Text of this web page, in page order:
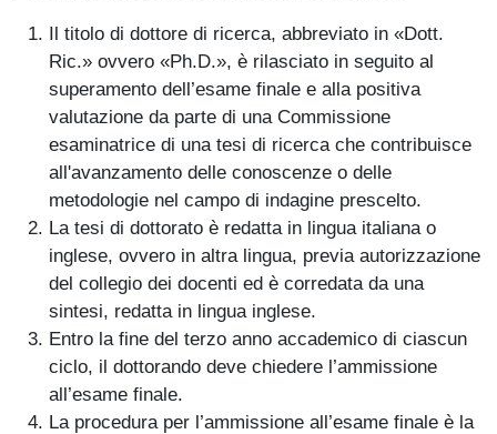
Il titolo di dottore di ricerca, abbreviato in «Dott.
Ric.» ovvero «Ph.D.», è rilasciato in seguito al
superamento dell’esame finale e alla positiva
valutazione da parte di una Commissione
esaminatrice di una tesi di ricerca che contribuisce
all'avanzamento delle conoscenze o delle
metodologie nel campo di indagine prescelto.
La tesi di dottorato è redatta in lingua italiana o
inglese, ovvero in altra lingua, previa autorizzazione
del collegio dei docenti ed è corredata da una
sintesi, redatta in lingua inglese.
Entro la fine del terzo anno accademico di ciascun
ciclo, il dottorando deve chiedere l’ammissione
all’esame finale.
La procedura per l’ammissione all’esame finale è la